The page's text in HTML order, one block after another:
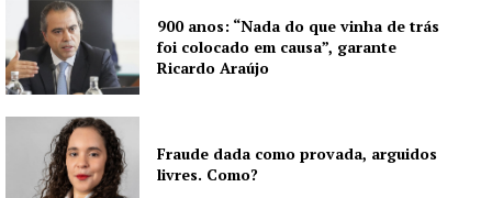
900 anos: “Nada do que vinha de trás
foi colocado em causa”, garante
Ricardo Araújo
Fraude dada como provada, arguidos
livres. Como?